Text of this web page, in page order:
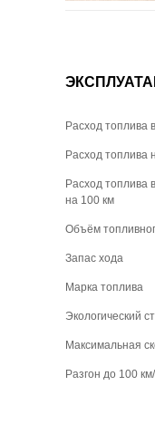
Расход топлива
Расход топлива
Расход топлива
на 100 км
Объём
Запас хода
Марка топлива
Экологический
Максимальная
Разгон до 100